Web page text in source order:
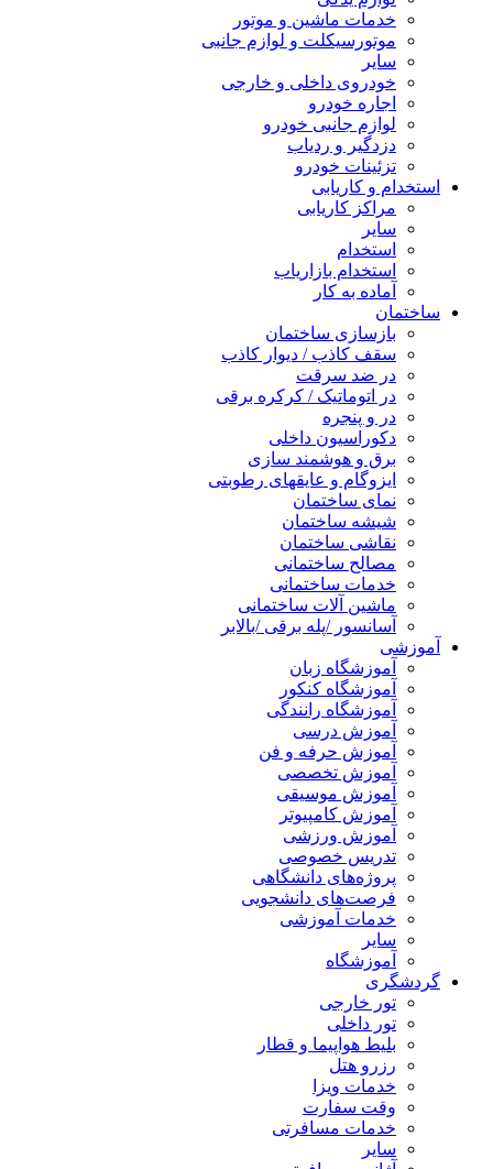
خدمات ماشین و موتور
موتورسیکلت و لوازم جانبی
سایر
خودروی داخلی و خارجی
اجاره خودرو
لوازم جانبی خودرو
دزدگیر و ردیاب
تزئینات خودرو
استخدام و کاریابی
مراکز کاریابی
سایر
استخدام
استخدام بازاریاب
آماده به کار
ساختمان
بازسازی ساختمان
سقف کاذب / دیوار کاذب
در ضد سرقت
در اتوماتیک / کرکره برقی
در و پنجره
دکوراسیون داخلی
برق و هوشمند سازی
ایزوگام و عایقهای رطوبتی
نمای ساختمان
شیشه ساختمان
نقاشی ساختمان
مصالح ساختمانی
خدمات ساختمانی
ماشین آلات ساختمانی
آسانسور /پله برقی /بالابر
آموزشی
آموزشگاه زبان
آموزشگاه کنکور
آموزشگاه رانندگی
آموزش درسی
آموزش حرفه و فن
آموزش تخصصی
آموزش موسیقی
آموزش کامپیوتر
آموزش ورزشی
تدریس خصوصی
پروژه‌های دانشگاهی
فرصت‌های دانشجویی
خدمات آموزشی
سایر
آموزشگاه
گردشگری
تور خارجی
تور داخلی
بلیط هواپیما و قطار
رزرو هتل
خدمات ویزا
وقت سفارت
خدمات مسافرتی
سایر